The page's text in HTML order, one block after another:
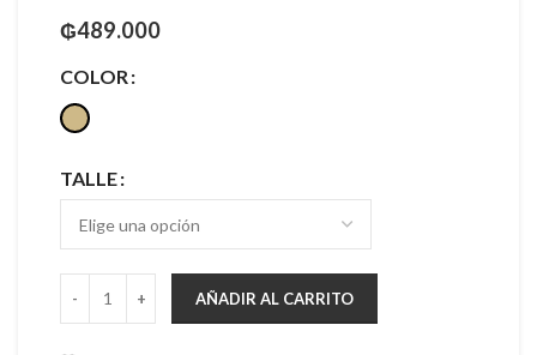
₲489.000
COLOR
TALLE
AÑADIR AL CARRITO